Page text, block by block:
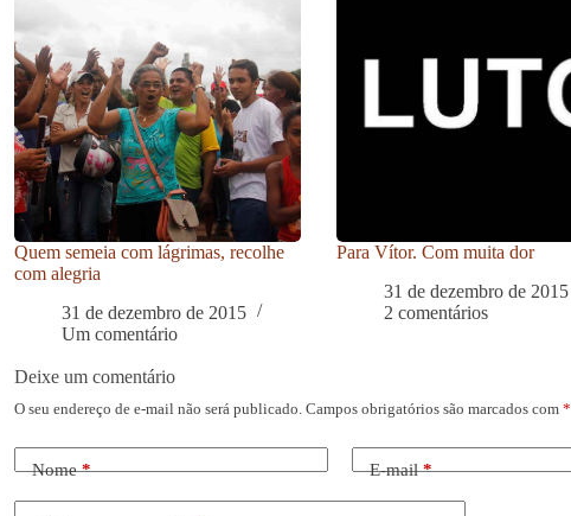
Quem semeia com lágrimas, recolhe
com alegria
31 de dezembro de 2015
Um comentário
Para Vítor. Com muita dor
31 de dezembro de 2015
2 comentários
Deixe um comentário
O seu endereço de e-mail não será publicado. Campos obrigatórios são marcados com *
Nome* E-mail*